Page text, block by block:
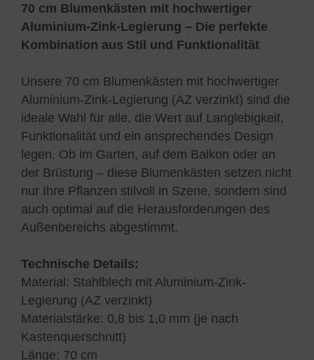
70 cm Blumenkästen mit hochwertiger
Aluminium-Zink-Legierung – Die perfekte
Kombination aus Stil und Funktionalität
Unsere 70 cm Blumenkästen mit hochwertiger
Aluminium-Zink-Legierung (AZ verzinkt) sind die
ideale Wahl für alle, die Wert auf Langlebigkeit,
Funktionalität und ein ansprechendes Design
legen. Ob im Garten, auf dem Balkon oder an
der Brüstung – diese Blumenkästen setzen nicht
nur Ihre Pflanzen stilvoll in Szene, sondern sind
auch optimal auf die Herausforderungen des
Außenbereichs abgestimmt.
Technische Details:
Material: Stahlblech mit Aluminium-Zink-
Legierung (AZ verzinkt)
Materialstärke: 0,8 bis 1,0 mm (je nach
Kastenquerschnitt)
Länge: 70 cm